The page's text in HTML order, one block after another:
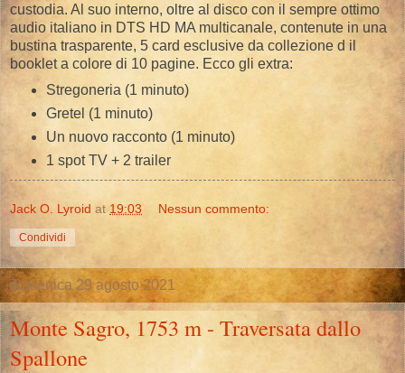
custodia. Al suo interno, oltre al disco con il sempre ottimo
audio italiano in DTS HD MA multicanale, contenute in una
bustina trasparente, 5 card esclusive da collezione d il
booklet a colore di 10 pagine. Ecco gli extra:
Stregoneria (1 minuto)
Gretel (1 minuto)
Un nuovo racconto (1 minuto)
1 spot TV + 2 trailer
Jack O. Lyroid at19:03 Nessun commento:
Condividi
domenica 29 agosto 2021
Monte Sagro, 1753 m - Traversata dallo
Spallone